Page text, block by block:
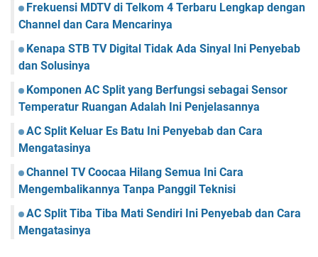
Frekuensi MDTV di Telkom 4 Terbaru Lengkap dengan
Channel dan Cara Mencarinya
Kenapa STB TV Digital Tidak Ada Sinyal Ini Penyebab
dan Solusinya
Komponen AC Split yang Berfungsi sebagai Sensor
Temperatur Ruangan Adalah Ini Penjelasannya
AC Split Keluar Es Batu Ini Penyebab dan Cara
Mengatasinya
Channel TV Coocaa Hilang Semua Ini Cara
Mengembalikannya Tanpa Panggil Teknisi
AC Split Tiba Tiba Mati Sendiri Ini Penyebab dan Cara
Mengatasinya